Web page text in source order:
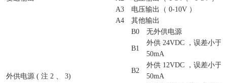
A3
电压输出（ 0-10V ）
A4
其他输出
外供电源 ( 注 2 、 3)
B0 无外供电源
B1
外供 24VDC ，误差小于
50mA
B2
外供 12VDC ，误差小于
50mA